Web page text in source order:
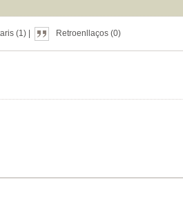
(1) | Retroenllaços (0)